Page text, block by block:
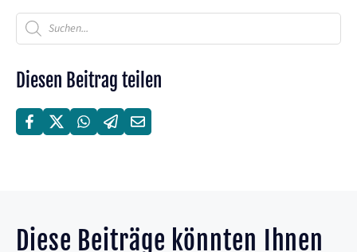
Products
search
Diesen Beitrag teilen
Diese Beiträge könnten Ihnen